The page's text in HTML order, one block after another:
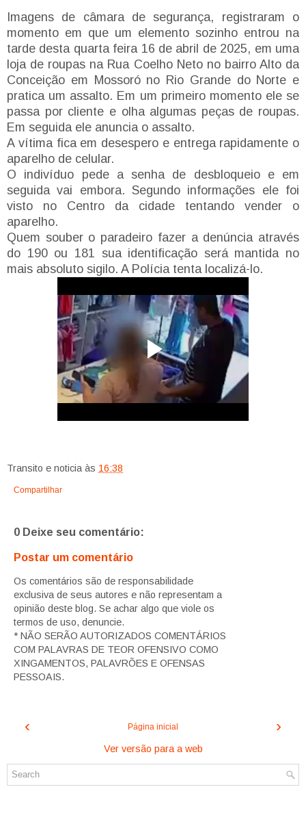
Imagens de câmara de segurança, registraram o
momento em que um elemento sozinho entrou na
tarde desta quarta feira 16 de abril de 2025, em uma
loja de roupas na Rua Coelho Neto no bairro Alto da
Conceição em Mossoró no Rio Grande do Norte e
pratica um assalto. Em um primeiro momento ele se
passa por cliente e olha algumas peças de roupas.
Em seguida ele anuncia o assalto.
A vítima fica em desespero e entrega rapidamente o
aparelho de celular.
O indivíduo pede a senha de desbloqueio e em
seguida vai embora. Segundo informações ele foi
visto no Centro da cidade tentando vender o
aparelho.
Quem souber o paradeiro fazer a denúncia através
do 190 ou 181 sua identificação será mantida no
mais absoluto sigilo. A Polícia tenta localizá-lo.
Transito e noticia às 16:38
Compartilhar
0 Deixe seu comentário:
Postar um comentário
Os comentários são de responsabilidade
exclusiva de seus autores e não representam a
opinião deste blog. Se achar algo que viole os
termos de uso, denuncie.
* NÃO SERÃO AUTORIZADOS COMENTÁRIOS
COM PALAVRAS DE TEOR OFENSIVO COMO
XINGAMENTOS, PALAVRÕES E OFENSAS
PESSOAIS.
‹ ›
Página inicial
Ver versão para a web